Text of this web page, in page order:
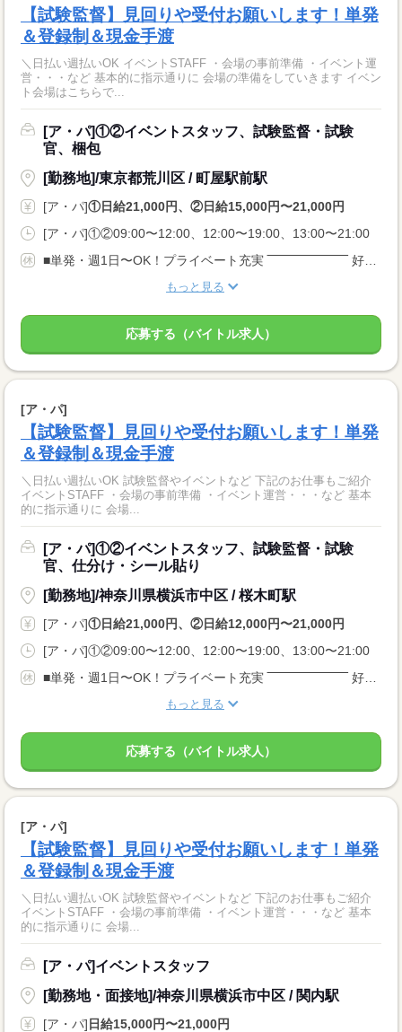
【試験監督】見回りや受付お願いします！単発
＆登録制＆現金手渡
＼日払い週払いOK イベントSTAFF ・会場の事前準備 ・イベント運
営・・・など 基本的に指示通りに 会場の準備をしていきます イベン
ト会場はこちらで...
[ア・パ]①②イベントスタッフ、試験監督・試験
官、梱包
[勤務地]/東京都荒川区 / 町屋駅前駅
[ア・パ]①日給21,000円、②日給15,000円〜21,000円
[ア・パ]①②09:00〜12:00、12:00〜19:00、13:00〜21:00
もっと見る
応募する（バイトル求人）
[ア・パ]
【試験監督】見回りや受付お願いします！単発
＆登録制＆現金手渡
＼日払い週払いOK 試験監督やイベントなど 下記のお仕事もご紹介
イベントSTAFF ・会場の事前準備 ・イベント運営・・・など 基本
的に指示通りに 会場...
[ア・パ]①②イベントスタッフ、試験監督・試験
官、仕分け・シール貼り
[勤務地]/神奈川県横浜市中区 / 桜木町駅
[ア・パ]①日給21,000円、②日給12,000円〜21,000円
[ア・パ]①②09:00〜12:00、12:00〜19:00、13:00〜21:00
もっと見る
応募する（バイトル求人）
[ア・パ]
【試験監督】見回りや受付お願いします！単発
＆登録制＆現金手渡
＼日払い週払いOK 試験監督やイベントなど 下記のお仕事もご紹介
イベントSTAFF ・会場の事前準備 ・イベント運営・・・など 基本
的に指示通りに 会場...
[ア・パ]イベントスタッフ
[勤務地・面接地]/神奈川県横浜市中区 / 関内駅
[ア・パ] 日給15,000円〜21,000円